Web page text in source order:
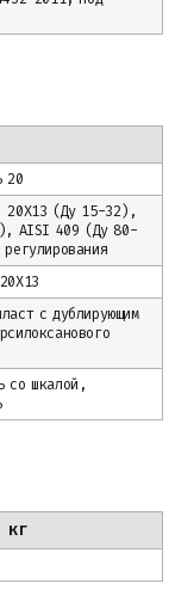
20
20Х13 (Ду 15-32),
AISI 409 (Ду 80-
с дублирующим
со шкалой,
кг